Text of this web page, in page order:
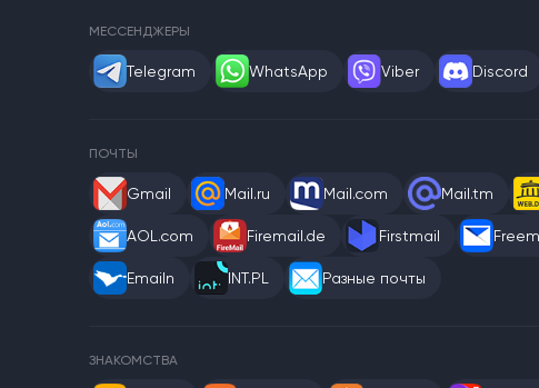
МЕССЕНДЖЕРЫ
Telegram WhatsApp Viber Discord
ПОЧТЫ
Gmail Mail.ru Mail.com Mail.tm
AOL.com Firemail.de Firstmail
Emailn INT.PL Разные почты
ЗНАКОМСТВА